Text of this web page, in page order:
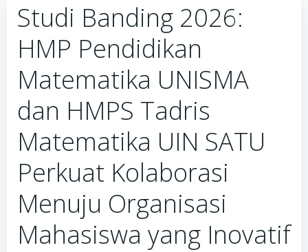
Studi Banding 2026:
HMP Pendidikan
Matematika UNISMA
dan HMPS Tadris
Matematika UIN SATU
Perkuat Kolaborasi
Menuju Organisasi
Mahasiswa yang Inovatif